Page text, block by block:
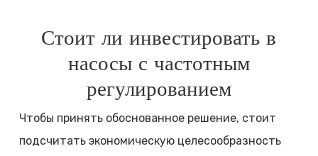
Стоит ли инвестировать в
насосы с частотным
регулированием
Чтобы принять обоснованное решение, стоит
подсчитать экономическую целесообразность